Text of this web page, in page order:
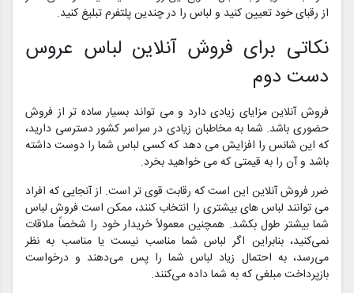
از رقبای خود تعیین کنید و لباس را در چندین پلتفرم تبلیغ کنید.
نکاتی برای فروش آنلاین لباس عروس
دست دوم
فروش آنلاین مزایای زیادی دارد و می تواند بسیار ساده تر از فروش
حضوری باشد. شما به مخاطبان زیادی در سراسر کشور دسترسی دارید،
که این شانس را افزایش می دهد که کسی لباس شما را دوست داشته
باشد و آن را به قیمتی که می خواهید بخرد.
ضرر فروش آنلاین این است که رقابت قوی تر است. از آنجایی که افراد
می توانند لباس های بیشتری را انتخاب کنند، ممکن است فروش لباس
شما بیشتر طول بکشد. همچنین معمولاً خریدار خود را شخصاً ملاقات
نمی‌کنید، بنابراین اگر لباس شما مناسب نیست یا مناسب به نظر
می‌رسد، به احتمال زیاد لباس شما را پس می‌دهند و درخواست
بازپرداخت مبلغی که به شما داده می‌کنند.